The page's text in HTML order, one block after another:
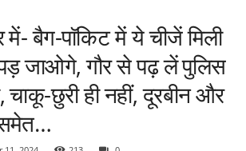
बैग-पाॅकिट में ये चीजें मिली
जाओगे, गौर से पढ़ लें पुलिस
चाकू-छुरी ही नहीं, दूरबीन और
समेत…